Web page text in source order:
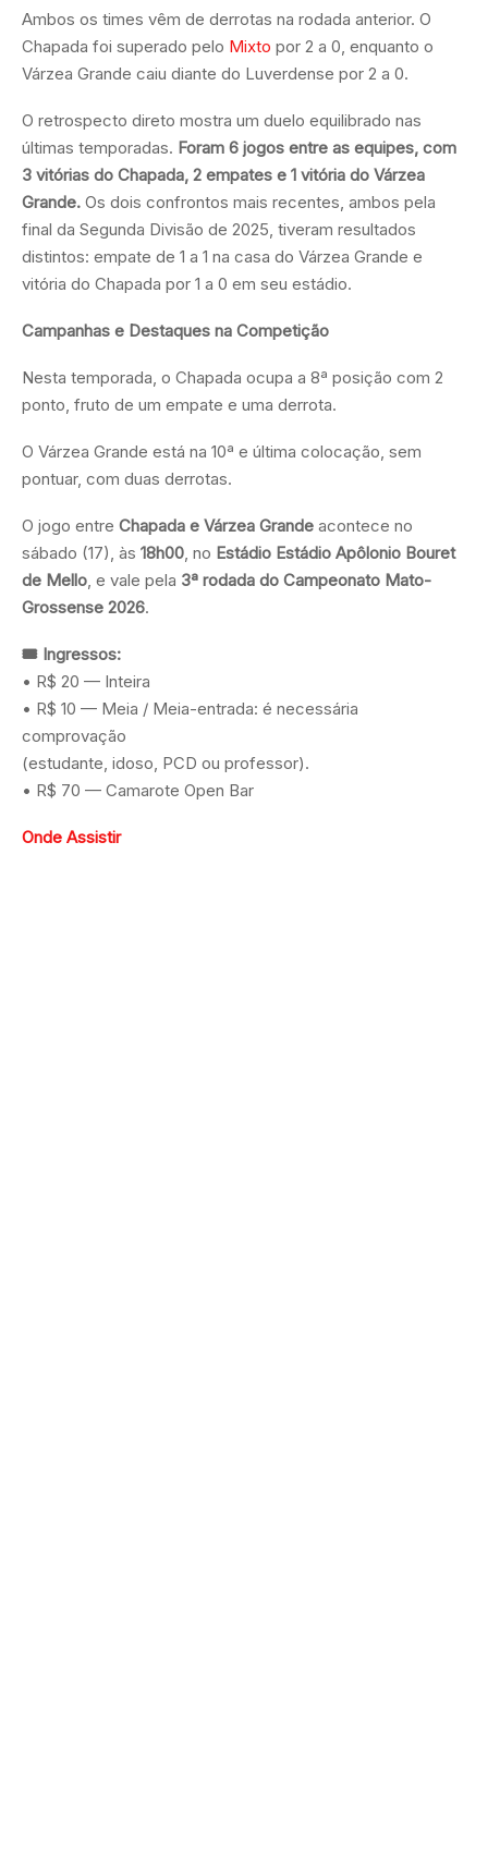
Ambos os times vêm de derrotas na rodada anterior. O
Chapada foi superado pelo Mixto por 2 a 0, enquanto o
Várzea Grande caiu diante do Luverdense por 2 a 0.
O retrospecto direto mostra um duelo equilibrado nas
últimas temporadas. Foram 6 jogos entre as equipes, com
3 vitórias do Chapada, 2 empates e 1 vitória do Várzea
Grande. Os dois confrontos mais recentes, ambos pela
final da Segunda Divisão de 2025, tiveram resultados
distintos: empate de 1 a 1 na casa do Várzea Grande e
vitória do Chapada por 1 a 0 em seu estádio.
Campanhas e Destaques na Competição
Nesta temporada, o Chapada ocupa a 8ª posição com 2
ponto, fruto de um empate e uma derrota.
O Várzea Grande está na 10ª e última colocação, sem
pontuar, com duas derrotas.
O jogo entre Chapada e Várzea Grande acontece no
sábado (17), às 18h00 , no Estádio Estádio Apôlonio Bouret
de Mello , e vale pela 3ª rodada do Campeonato Mato-
Grossense 2026.
🎟️ Ingressos:
• R$ 20 — Inteira
• R$ 10 — Meia / Meia-entrada: é necessária
comprovação
(estudante, idoso, PCD ou professor).
• R$ 70 — Camarote Open Bar
Onde Assistir